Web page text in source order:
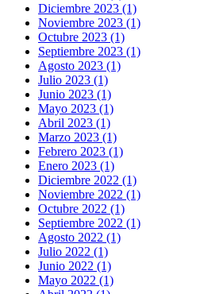
Diciembre 2023 (1)
Noviembre 2023 (1)
Octubre 2023 (1)
Septiembre 2023 (1)
Agosto 2023 (1)
Julio 2023 (1)
Junio 2023 (1)
Mayo 2023 (1)
Abril 2023 (1)
Marzo 2023 (1)
Febrero 2023 (1)
Enero 2023 (1)
Diciembre 2022 (1)
Noviembre 2022 (1)
Octubre 2022 (1)
Septiembre 2022 (1)
Agosto 2022 (1)
Julio 2022 (1)
Junio 2022 (1)
Mayo 2022 (1)